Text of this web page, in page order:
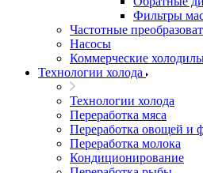
Фильтры
Частотные
Насосы
Коммерческие
Технологии холода
Технологии холода
Переработка мяса
Переработка овощей и
Переработка молока
Кондиционирование